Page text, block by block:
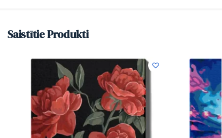
Saistītie Produkti